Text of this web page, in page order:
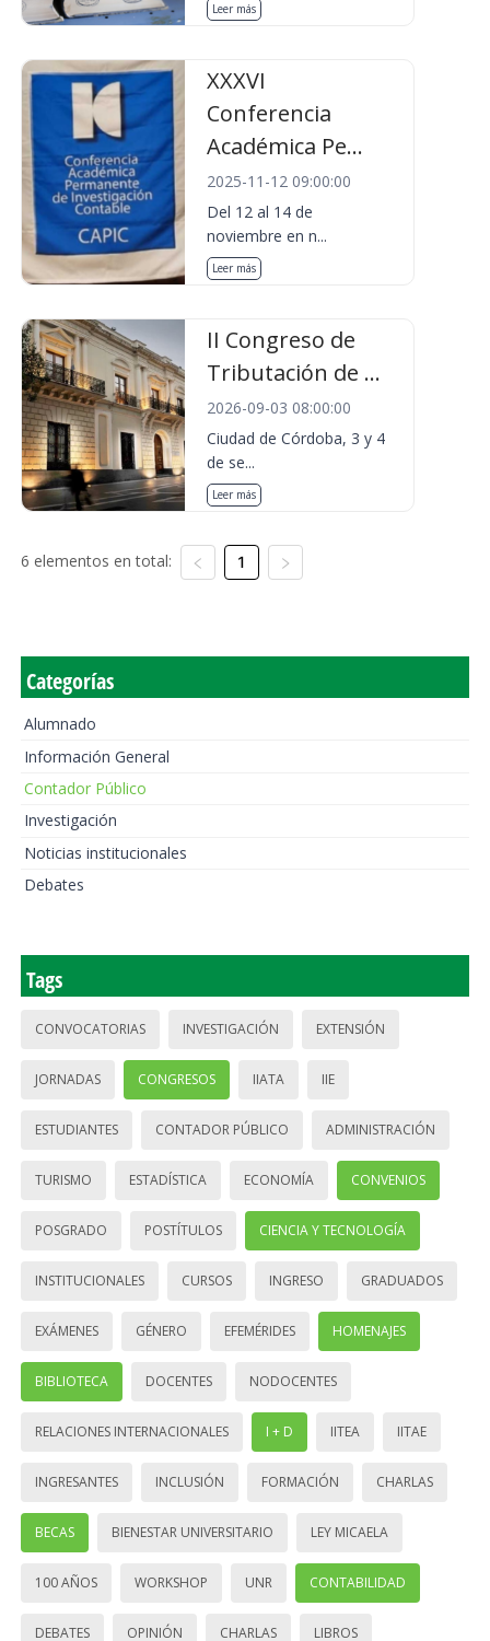
Leer más
XXXVI
Conferencia
Académica Pe...
2025-11-12 09:00:00
Del 12 al 14 de
noviembre en n...
Leer más
II Congreso de
Tributación de ...
2026-09-03 08:00:00
Ciudad de Córdoba, 3 y 4
de se...
Leer más
6 elementos en total: 1
Categorías
Alumnado
Información General
Contador Público
Investigación
Noticias institucionales
Debates
Tags
CONVOCATORIAS INVESTIGACIÓN EXTENSIÓN
JORNADAS CONGRESOS IIATA IIE
ESTUDIANTES CONTADOR PÚBLICO ADMINISTRACIÓN
TURISMO ESTADÍSTICA ECONOMÍA CONVENIOS
POSGRADO POSTÍTULOS CIENCIA Y TECNOLOGÍA
INSTITUCIONALES CURSOS INGRESO GRADUADOS
EXÁMENES GÉNERO EFEMÉRIDES HOMENAJES
BIBLIOTECA DOCENTES NODOCENTES
RELACIONES INTERNACIONALES I + D IITEA IITAE
INGRESANTES INCLUSIÓN FORMACIÓN CHARLAS
BECAS BIENESTAR UNIVERSITARIO LEY MICAELA
100 AÑOS WORKSHOP UNR CONTABILIDAD
DEBATES OPINIÓN CHARLAS LIBROS